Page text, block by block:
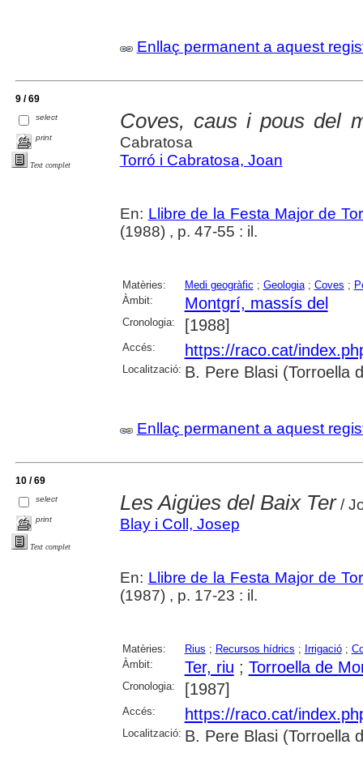
Enllaç permanent a aquest
9 / 69
select
print
Text complet
Coves, caus i pous del
Cabratosa
Torró i Cabratosa, Joan
En: Llibre de la Festa Major de
(1988) , p. 47-55 : il.
Matèries: Medi geogràfic ; Geologia; Coves ;
Àmbit:
Montgrí, massís del
Cronologia: [1988]
Accés: https://raco.cat/
Localització: B. Pere Blasi (Torroella
Enllaç permanent a aquest
10 / 69
select
print
Text complet
Les Aigües del Baix Ter/
Blay i Coll, Josep
En: Llibre de la Festa Major de
(1987) , p. 17-23 : il.
Matèries: Rius ; Recursos hídrics ; Irrigació;
Àmbit:
Ter, riu ; Torroella de
Cronologia: [1987]
Accés: https://raco.cat/
Localització: B. Pere Blasi (Torroella